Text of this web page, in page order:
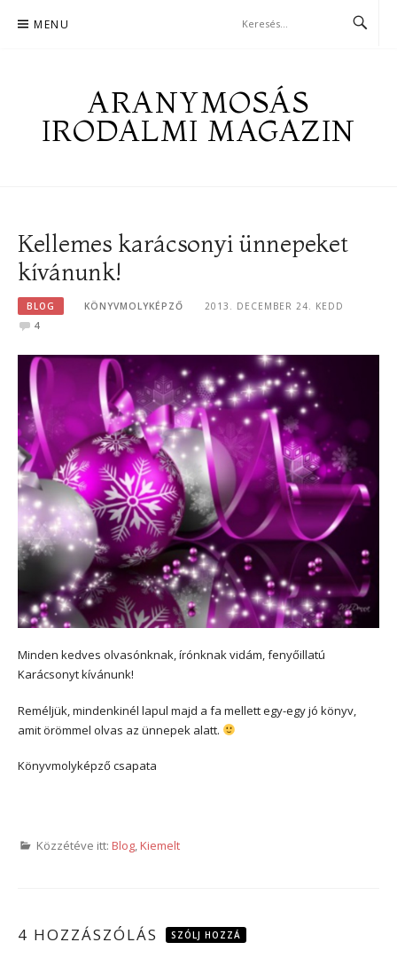
MENU
ARANYMOSÁS
IRODALMI MAGAZIN
Kellemes karácsonyi ünnepeket
kívánunk!
BLOG KÖNYVMOLYKÉPZŐ
2013. DECEMBER 24. KEDD
4
Minden kedves olvasónknak, írónknak vidám, fenyőillatú
Karácsonyt kívánunk!
Reméljük, mindenkinél lapul majd a fa mellett egy-egy jó könyv,
amit örömmel olvas az ünnepek alatt.
Könyvmolyképző csapata
Közzétéve itt: Blog,Kiemelt
4 HOZZÁSZÓLÁS SZÓLJ HOZZÁ